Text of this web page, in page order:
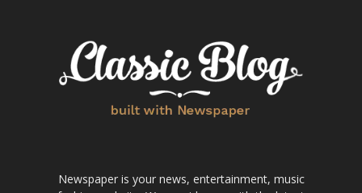
Newspaper is your news, entertainment, music